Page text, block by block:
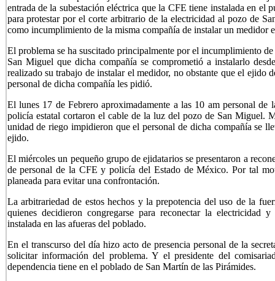
entrada de la subestación eléctrica que la CFE tiene instalada en el
para protestar por el corte arbitrario de la electricidad al pozo de
como incumplimiento de la misma compañía de instalar un medidor
El problema se ha suscitado principalmente por el incumplimiento
San Miguel que dicha compañía se comprometió a instalarlo
realizado su trabajo de instalar el medidor, no obstante que el ejido
personal de dicha compañía les pidió.
El lunes 17 de Febrero aproximadamente a las 10 am personal de
policía estatal cortaron el cable de la luz del pozo de San Miguel.
unidad de riego impidieron que el personal de dicha compañía se
ejido.
El miércoles un pequeño grupo de ejidatarios se presentaron a
de personal de la CFE y policía del Estado de México. Por tal
planeada para evitar una confrontación.
La arbitrariedad de estos hechos y la prepotencia del uso de la
quienes decidieron congregarse para reconectar la electricidad
instalada en las afueras del poblado.
En el transcurso del día hizo acto de presencia personal de la
solicitar información del problema. Y el presidente del
dependencia tiene en el poblado de San Martín de las Pirámides.